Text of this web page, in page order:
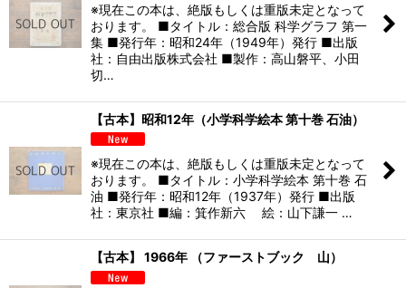
※現在この本は、絶版もしくは重版未定となって
おります。 ■タイトル：総合版 科学グラフ 第一
集 ■発行年：昭和24年（1949年）発行 ■出版
社：自由出版株式会社 ■製作：高山磐平、小田
切…
【古本】昭和12年（小学科学絵本 第十巻 石油）
※現在この本は、絶版もしくは重版未定となって
おります。 ■タイトル：小学科学絵本 第十巻 石
油 ■発行年：昭和12年（1937年）発行 ■出版
社：東京社 ■編：箕作新六 絵：山下謙一 …
【古本】 1966年 （ファーストブック 山）